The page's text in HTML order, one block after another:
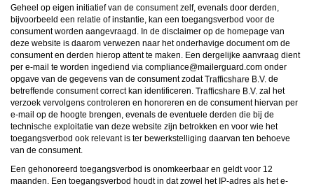
Door in geval van ongewenste sitebezoeken jouw minderjarige kinderen daarop
aan te spreken, kun je jouw kinderen leren dat de websites niet voor hun geschikt
zijn. Bovendien kun je naar aanleiding daarvan beoordelen in hoeverre jouw kind
geïnteresseerd is in bepaalde websites, zodat je bovenstaande tips kunt hanteren.
Praat met jouw kinderen. Leer jouw minderjarige kinderen dat ze nooit
persoonsgegevens of persoonlijke informatie via internet moeten verstrekken aan
vreemden, bijvoorbeeld via een chatwebsite. Leer ze ook dat niet iedereen op
internet hoeft te zijn wie ze zeggen te zijn en dat men wel eens verkeerde
bedoelingen kan hebben als iemand via het internet contact opneemt met jouw
kind. Vertel jouw kinderen bovendien dat ze niet met vreemde andere minderjarigen
die zij online hebben ontmoet, moeten afspreken zonder daarover eerst met jou te
overleggen. Ook is het raadzaam jouw kind te vertellen dat hij jou meteen moet
laten weten wanneer iemand op internet contact met hem opneemt of wanneer
jouw kind seksueel getinte content of andere content waarvan hij schrikt, op
internet tegenkomt.
Via deze website verleent
maken, heb je credits nodig. Je ontvangt er bij jouw aanmelding een paar gratis, maar
daarna dien je voor credits te betalen. De kosten daarvoor tref je aan bij jouw
Geheel op eigen initiatief van de consument zelf, evenals door derden,
bijvoorbeeld een relatie of instantie, kan een toegangsverbod voor de
consument worden aangevraagd. In de disclaimer op de homepage van
deze website is daarom verwezen naar het onderhavige document om de
consument en derden hierop attent te maken. Een dergelijke aanvraag dient
per e-mail te worden ingediend via moc.draugreliam@ecnailpmoc onder
opgave van de gegevens van de consument zodat
de
betreffende consument correct kan identificeren.
zal het
verzoek vervolgens controleren en honoreren en de consument hiervan per
e-mail op de hoogte brengen, evenals de eventuele derden die bij de
technische exploitatie van deze website zijn betrokken en voor wie het
toegangsverbod ook relevant is ter bewerkstelliging daarvan ten behoeve
van de consument.
Een gehonoreerd toegangsverbod is onomkeerbaar en geldt voor 12
maanden. Een toegangsverbod houdt in dat zowel het IP-adres als het e-